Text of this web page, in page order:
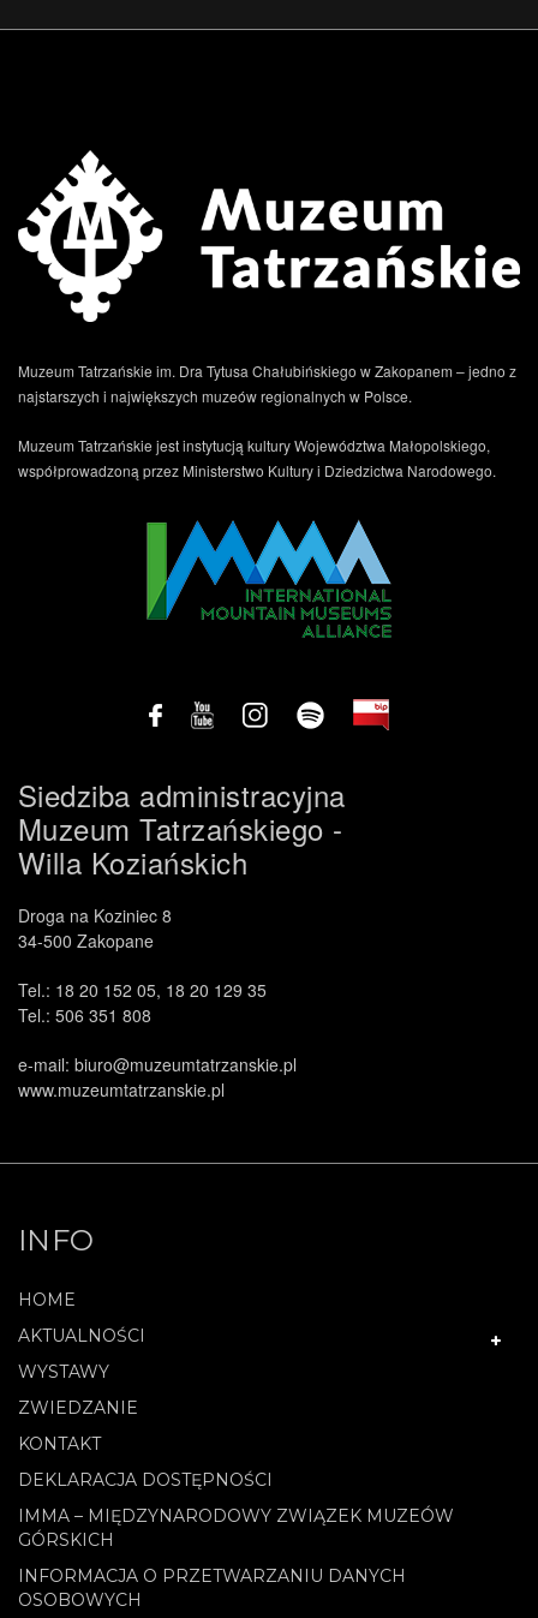
Muzeum Tatrzańskie im. Dra Tytusa Chałubińskiego w Zakopanem – jedno z
najstarszych i największych muzeów regionalnych w Polsce.
Muzeum Tatrzańskie jest instytucją kultury Województwa Małopolskiego,
współprowadzoną przez Ministerstwo Kultury i Dziedzictwa Narodowego.
Siedziba administracyjna
Muzeum Tatrzańskiego -
Willa Koziańskich
Droga na Koziniec 8
34-500 Zakopane
Tel.: 18 20 152 05, 18 20 129 35
Tel.: 506 351 808
e-mail: biuro@muzeumtatrzanskie.pl
www.muzeumtatrzanskie.pl
INFO
HOME
AKTUALNOŚCI
WYSTAWY
ZWIEDZANIE
KONTAKT
DEKLARACJA DOSTĘPNOŚCI
IMMA – MIĘDZYNARODOWY ZWIĄZEK MUZEÓW
GÓRSKICH
INFORMACJA O PRZETWARZANIU DANYCH
OSOBOWYCH